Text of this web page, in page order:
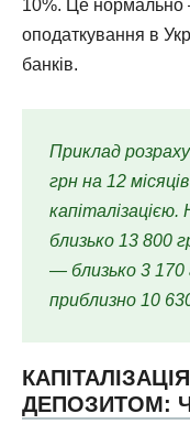
10%. Це нормально
оподаткування в
банків.
Приклад
грн на 12
капіталізацією.
близько 13 800
— близько 3
приблизно 10
ДЕПОЗИТОМ: